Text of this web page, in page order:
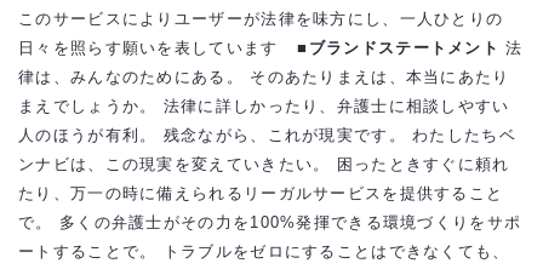
このサービスによりユーザーが法律を味方にし、一人ひとりの
日々を照らす願いを表しています■ブランドステートメント 法
律は、みんなのためにある。 そのあたりまえは、本当にあたり
まえでしょうか。 法律に詳しかったり、弁護士に相談しやすい
人のほうが有利。 残念ながら、これが現実です。 わたしたちベ
ンナビは、この現実を変えていきたい。 困ったときすぐに頼れ
たり、万一の時に備えられるリーガルサービスを提供すること
で。 多くの弁護士がその力を100%発揮できる環境づくりをサポ
ートすることで。 トラブルをゼロにすることはできなくても、